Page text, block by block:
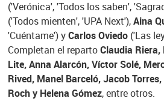
('Verónica', 'Todos los saben',
('Todos mienten', 'UPA Next'),Aina
'Cuéntame') yCarlos Oviedo('Las
Completan el repartoClaudia
Lite, Anna Alarcón, Víctor Solé,
Rived, Manel Barceló, Jacob
Roch y Helena Gómez, entre otros.